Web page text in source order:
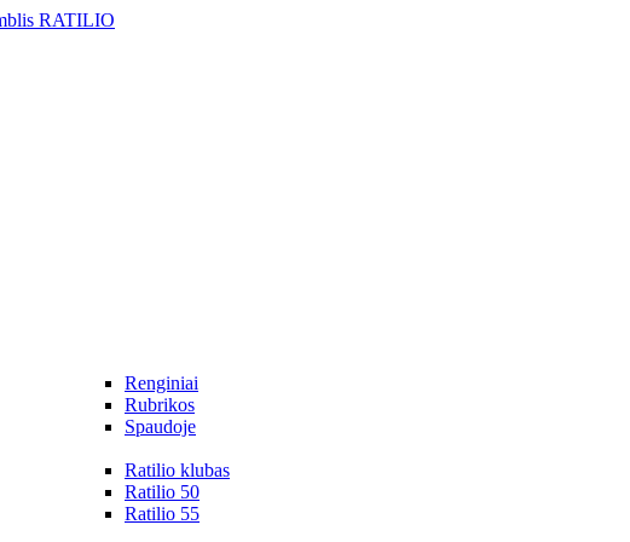
Renginiai
Rubrikos
Spaudoje
Ratilio klubas
Ratilio 50
Ratilio 55